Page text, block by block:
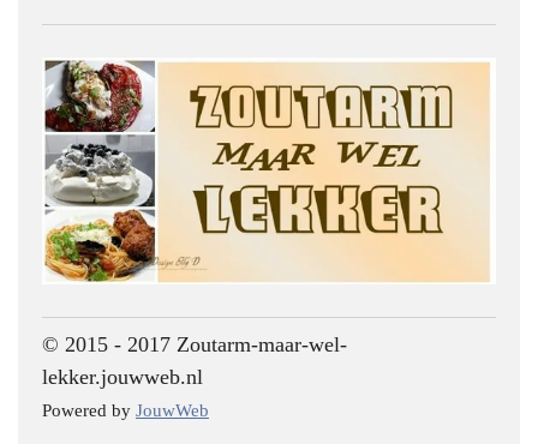
© 2015 - 2017 Zoutarm-maar-wel-
lekker.jouwweb.nl
Powered by JouwWeb